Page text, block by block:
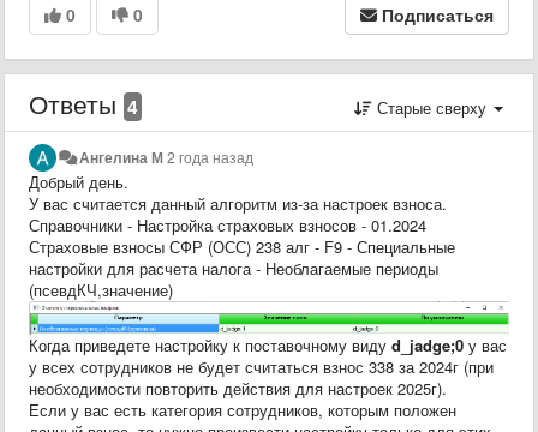
0 0 Подписаться
Ответы 4 Старые сверху
Ангелина М2 года назад
Добрый день.
У вас считается данный алгоритм из-за настроек взноса.
Справочники - Настройка страховых взносов - 01.2024
Страховые взносы СФР (ОСС) 238 алг - F9 - Специальные
настройки для расчета налога - Необлагаемые периоды
(псевдКЧ,значение)
Когда приведете настройку к поставочному виду d_jadge;0 у вас
у всех сотрудников не будет считаться взнос 338 за 2024г (при
необходимости повторить действия для настроек 2025г).
Если у вас есть категория сотрудников, которым положен